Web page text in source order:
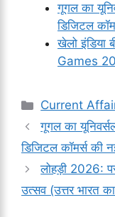
गूगल का
डिजिटल
खेलो
Games
Categories
Current
गूगल का
डिजिटल कॉमर्स की
लोहड़ी 2026:
उत्सव (उत्तर भारत